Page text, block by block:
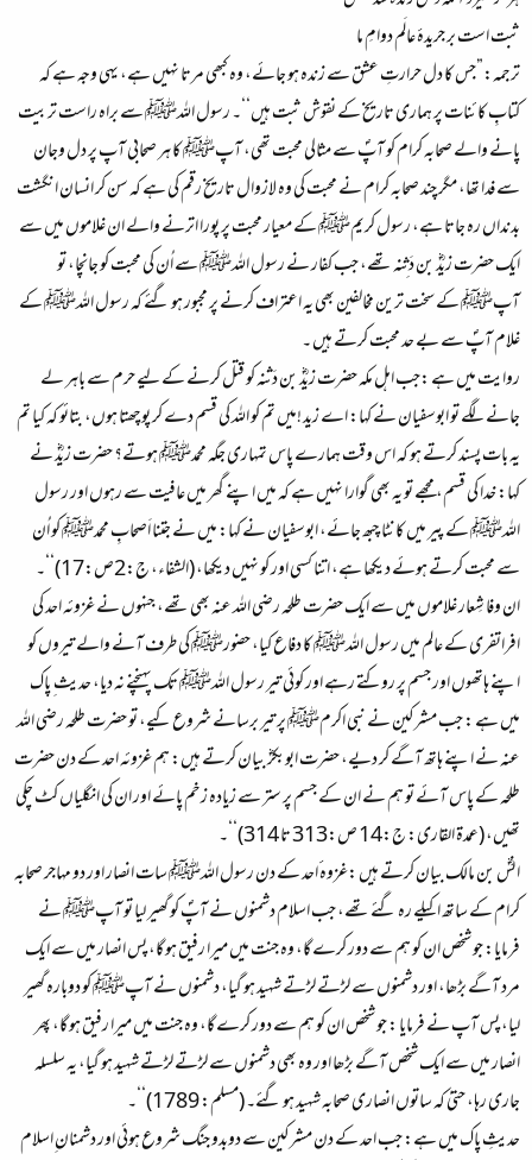
ثبت است بر جریدۂ عالَم دوامِ ما
ترجمہ:”جس کا دل حرارتِ عشق سے زندہ ہو جائے، وہ کبھی مرتا نہیں ہے، یہی وجہ ہے کہ
کتابِ کائنات پر ہماری تاریخ کے نقوش ثبت ہیں‘‘۔ رسول اللہﷺ سے براہ راست تربیت
پانے والے صحابہ کرام کو آپؐ سے مثالی محبت تھی، آپﷺ کا ہر صحابی آپ پر دل وجان
سے فدا تھا، مگر چند صحابہ کرام نے محبت کی وہ لازوال تاریخ رقم کی ہے کہ سن کر انسان انگشت
بدنداں رہ جاتا ہے، رسول کریمﷺ کے معیار محبت پر پورا اترنے والے ان غلاموں میں سے
ایک حضرت زیدؓ بن دَثِنہ تھے، جب کفار نے رسول اللہﷺ سے اُن کی محبت کو جانچا، تو
آپﷺ کے سخت ترین مخالفین بھی یہ اعتراف کرنے پر مجبور ہو گئے کہ رسول اللہﷺ کے
غلام آپؐ سے بے حد محبت کرتے ہیں ۔
روایت میں ہے :جب اہل مکہ حضرت زیدؓ بن دَثنہ کو قتل کرنے کے لیے حرم سے باہر لے
جانے لگے تو ابوسفیان نے کہا: اے زید !میں تم کو اللہ کی قسم دے کر پوچھتا ہوں، بتائو کہ کیا تم
یہ بات پسند کرتے ہو کہ اس وقت ہمارے پاس تمہاری جگہ محمدﷺ ہوتے؟ حضرت زیدؓ نے
کہا: خدا کی قسم، مجھے تو یہ بھی گوارا نہیں ہے کہ میں اپنے گھر میں عافیت سے رہوں اور رسول
اللہﷺ کے پیر میں کانٹا چبھ جائے، ابوسفیان نے کہا: میں نے جتنا اَصحابِ محمدﷺ کو اُن
سے محبت کرتے ہوئے دیکھا ہے، اتنا کسی اور کو نہیں دیکھا، (الشفاء، ج:2ص:17)‘‘۔
ان وفا شِعار غلاموں میں سے ایک حضرت طلحہ رضی اللہ عنہ بھی تھے، جنہوں نے غزوئہ احد کی
افراتفری کے عالم میں رسول اللہﷺ کا دفاع کیا، حضورﷺ کی طرف آنے والے تیروں کو
اپنے ہاتھوں اور جسم پر روکتے رہے اور کوئی تیر رسول اللہﷺ تک پہنچنے نہ دیا، حدیث ِ پاک
میں ہے : جب مشرکین نے نبی اکرمﷺ پر تیر برسانے شروع کیے، تو حضرت طلحہ رضی اللہ
عنہ نے اپنے ہاتھ آگے کر دیے، حضرت ابوبکرؓ بیان کرتے ہیں: ہم غزوئہ احد کے دن حضرت
طلحہ کے پاس آئے تو ہم نے ان کے جسم پر ستر سے زیادہ زخم پائے اور ان کی انگلیاں کٹ چکی
تھیں، (عمدۃ القاری: ج:14 ص:313 تا 314)‘‘۔
انسؓ بن مالک بیان کرتے ہیں :غزوہ ٔاحد کے دن رسول اللہﷺ سات انصار اور دو مہاجر صحابہ
کرام کے ساتھ اکیلے رہ گئے تھے، جب اسلام دشمنوں نے آپؐ کو گھیر لیا تو آپﷺ نے
فرمایا: جو شخص ان کو ہم سے دور کرے گا، وہ جنت میں میرا رفیق ہو گا، پس انصار میں سے ایک
مرد آگے بڑھا، اور دشمنوں سے لڑتے لڑتے شہید ہو گیا، دشمنوں نے آپﷺ کو دوبارہ گھیر
لیا، پس آپ نے فرمایا : جو شخص ان کو ہم سے دور کرے گا، وہ جنت میں میرا رفیق ہو گا، پھر
انصار میں سے ایک شخص آگے بڑھا اور وہ بھی دشمنوں سے لڑتے لڑتے شہید ہو گیا، یہ سلسلہ
جاری رہا، حتیٰ کہ ساتوں انصاری صحابہ شہید ہو گئے۔ (مسلم: 1789)‘‘۔
حدیثِ پاک میں ہے: جب احد کے دن مشرکین سے دوبدو جنگ شروع ہوئی اور دشمنان ِاسلام